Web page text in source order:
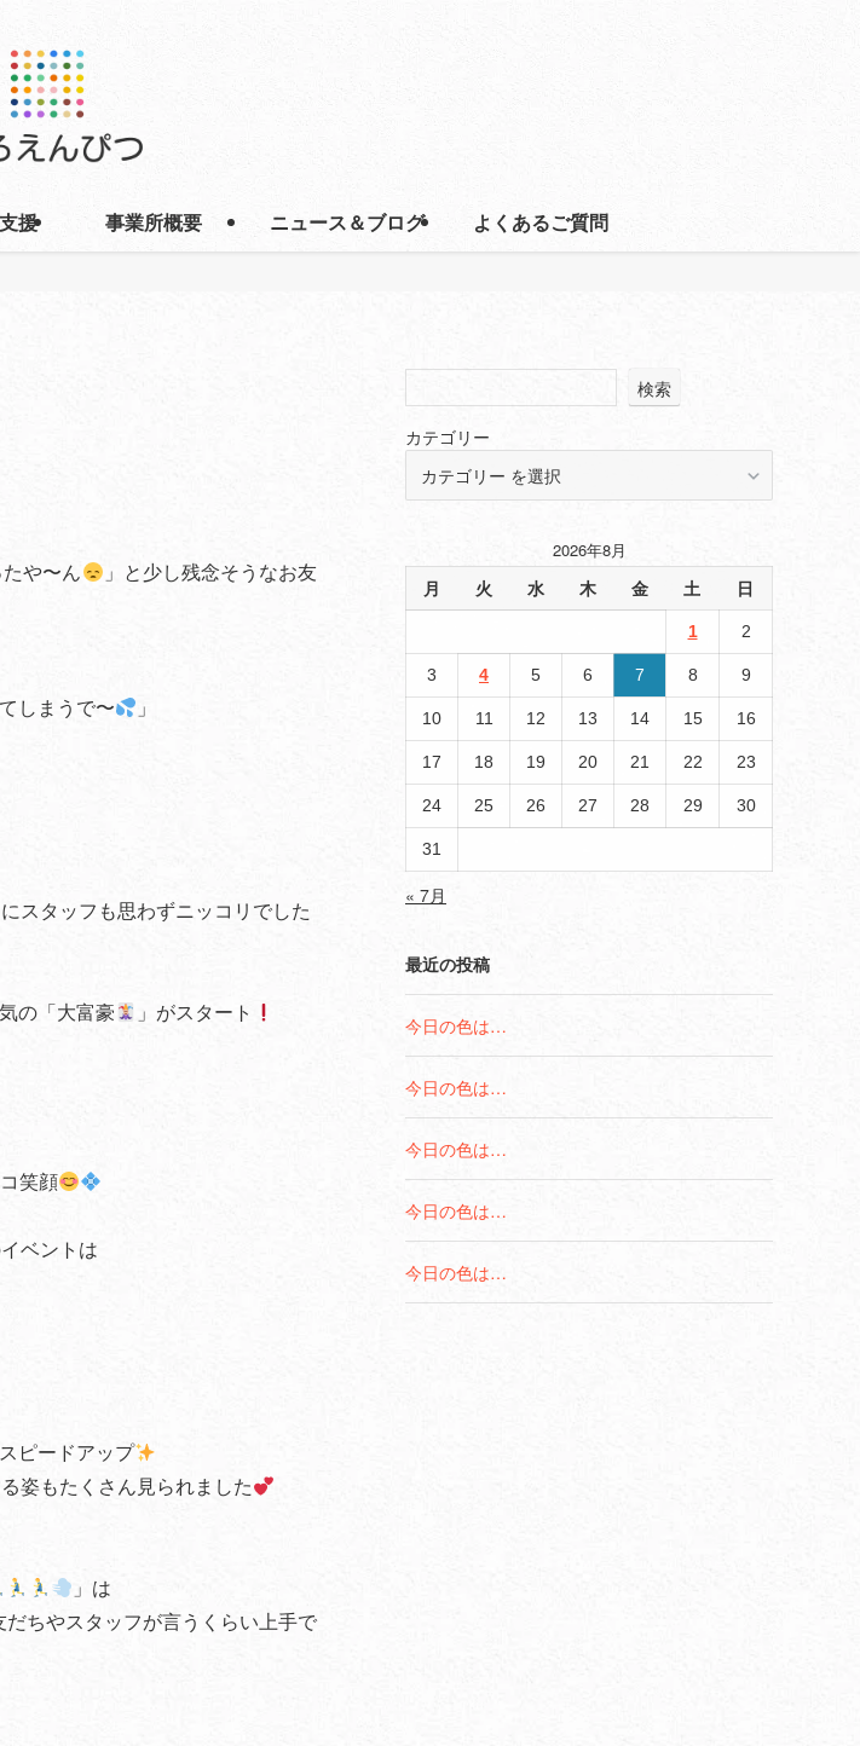
援 事業所概要 ニュース＆ブログ よくあるご質問
や〜ん
」と少し残念そうなお友
しまうで〜
」
スタッフも思わずニッコリでした
の「大富豪
」がスタート
笑顔
ベントは
ピードアップ
姿もたくさん見られました
」は
だちやスタッフが言うくらい上手で
検索
カテゴリー
2026年8月
月 火 水 木 金 土 日
1 2
3 4 5 6 7 8 9
10 11 12 13 14 15 16
17 18 19 20 21 22 23
24 25 26 27 28 29 30
31
« 7月
最近の投稿
今日の色は…
今日の色は…
今日の色は…
今日の色は…
今日の色は…